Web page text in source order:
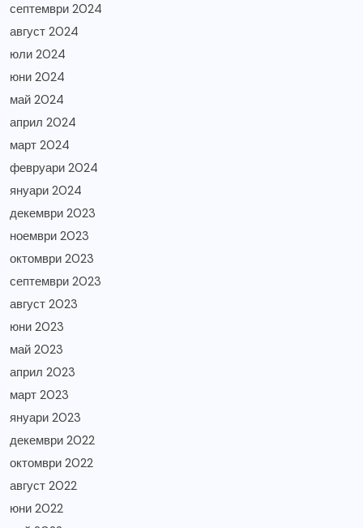
септември 2024
август 2024
юли 2024
юни 2024
май 2024
април 2024
март 2024
февруари 2024
януари 2024
декември 2023
ноември 2023
октомври 2023
септември 2023
август 2023
юни 2023
май 2023
април 2023
март 2023
януари 2023
декември 2022
октомври 2022
август 2022
юни 2022